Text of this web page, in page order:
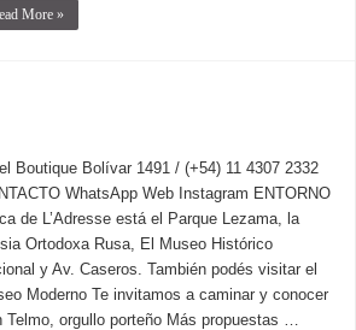
More »
Boutique Bolívar 1491 / (+54) 11 4307 2332
WhatsApp Web Instagram ENTORNO
de L’Adresse está el Parque Lezama, la
Ortodoxa Rusa, El Museo Histórico
y Av. Caseros. También podés visitar el
Moderno Te invitamos a caminar y conocer
Telmo, orgullo porteño Más propuestas …